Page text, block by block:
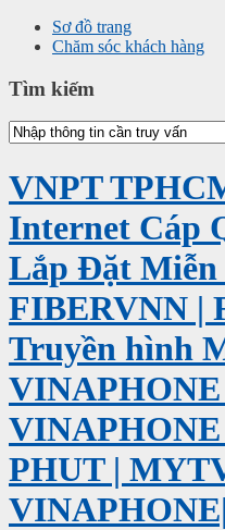
Sơ đồ trang
Chăm sóc khách hàng
Tìm kiếm
VNPT
Internet Cáp
Lắp Đặt Miễn
FIBERVNN |
Truyền hình
VINAPHONE
PHUT |